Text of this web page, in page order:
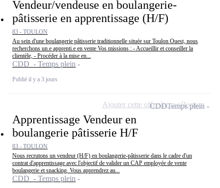
Vendeur/vendeuse en boulangerie-
pâtisserie en apprentissage (H/F)
83 - TOULON
Au sein d'une boulangerie pâtisserie traditionnelle située sur Toulon Ouest, nous
recherchons un.e apprenti.e en vente Vos missions : - Accueillir et conseiller la
clientèle, - Procéder à la mise en...
CDD - Temps plein
Publié il y a 3 jours
Apprentissage Vendeur en
boulangerie pâtisserie H/F
83 - TOULON
Nous recrutons un vendeur (H/F) en boulangerie-pâtisserie dans le cadre d'un
contrat d'apprentissage avec l'objectif de valider un CAP employée de vente
boulangerie et snacking. Vous apprendrez au...
CDD - Temps plein
CDDTemps plein
Ajouter cette offre à ma sélection